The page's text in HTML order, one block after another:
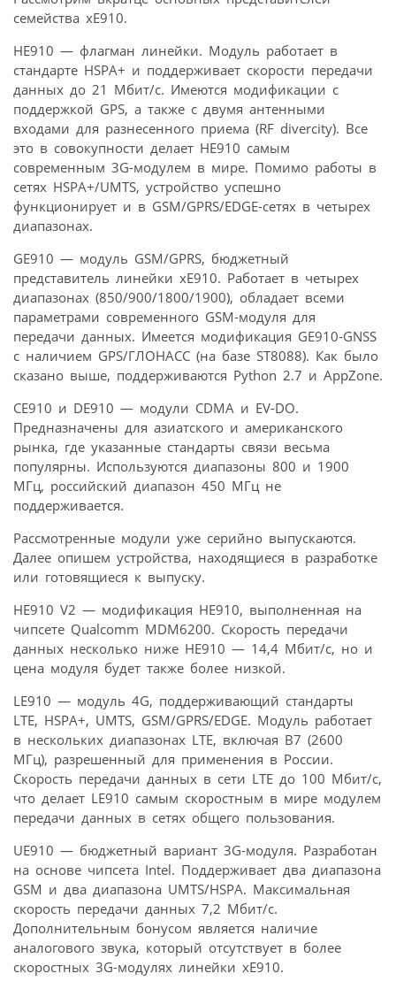
семейства xE910.
HE910 — флагман линейки. Модуль работает в
стандарте HSPA+ и поддерживает скорости передачи
данных до 21 Мбит/c. Имеются модификации с
поддержкой GPS, а также с двумя антенными
входами для разнесенного приема (RF divercity). Все
это в совокупности делает HE910 самым
современным 3G-модулем в мире. Помимо работы в
сетях HSPA+/UMTS, устройство успешно
функционирует и в GSM/GPRS/EDGE-сетях в четырех
диапазонах.
GE910 — модуль GSM/GPRS, бюджетный
представитель линейки xE910. Работает в четырех
диапазонах (850/900/1800/1900), обладает всеми
параметрами современного GSM-модуля для
передачи данных. Имеется модификация GE910-GNSS
с наличием GPS/ГЛОНАСС (на базе ST8088). Как было
сказано выше, поддерживаются Python 2.7 и AppZone.
CE910 и DE910 — модули CDMA и EV-DO.
Предназначены для азиатского и американского
рынка, где указанные стандарты связи весьма
популярны. Используются диапазоны 800 и 1900
МГц, российский диапазон 450 МГц не
поддерживается.
Рассмотренные модули уже серийно выпускаются.
Далее опишем устройства, находящиеся в разработке
или готовящиеся к выпуску.
HE910 V2 — модификация HE910, выполненная на
чипсете Qualcomm MDM6200. Скорость передачи
данных несколько ниже HE910 — 14,4 Мбит/с, но и
цена модуля будет также более низкой.
LE910 — модуль 4G, поддерживающий стандарты
LTE, HSPA+, UMTS, GSM/GPRS/EDGE. Модуль работает
в нескольких диапазонах LTE, включая B7 (2600
МГц), разрешенный для применения в России.
Скорость передачи данных в сети LTE до 100 Мбит/c,
что делает LE910 самым скоростным в мире модулем
передачи данных в сетях общего пользования.
UE910 — бюджетный вариант 3G-модуля. Разработан
на основе чипсета Intel. Поддерживает два диапазона
GSM и два диапазона UMTS/HSPA. Максимальная
скорость передачи данных 7,2 Мбит/с.
Дополнительным бонусом является наличие
аналогового звука, который отсутствует в более
скоростных 3G-модулях линейки xE910.